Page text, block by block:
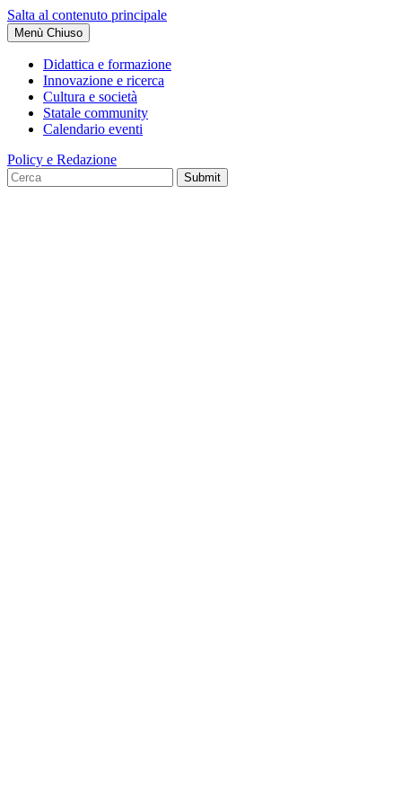
Salta al contenuto principale
Menù Chiuso
Didattica e formazione
Innovazione e ricerca
Cultura e società
Statale community
Calendario eventi
Policy e Redazione